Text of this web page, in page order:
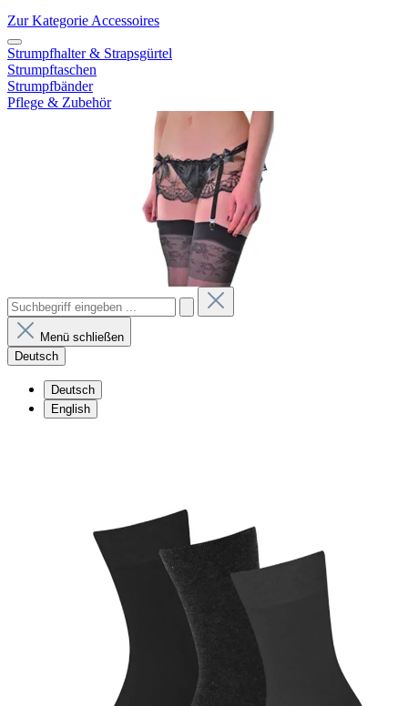
Zur Kategorie Accessoires
Strumpfhalter & Strapsgürtel
Strumpftaschen
Strumpfbänder
Pflege & Zubehör
Menü schließen
Deutsch
Deutsch
English